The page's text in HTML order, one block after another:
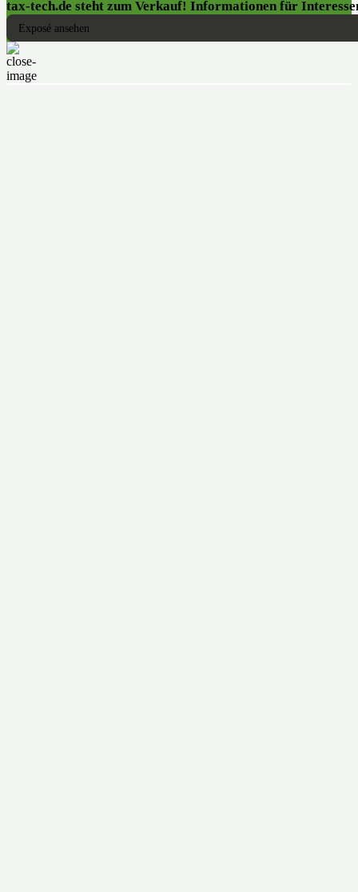
tax-tech.de steht zum Verkauf! Informationen für
Exposé ansehen